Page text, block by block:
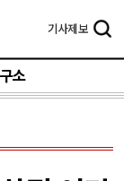
기사제보
소